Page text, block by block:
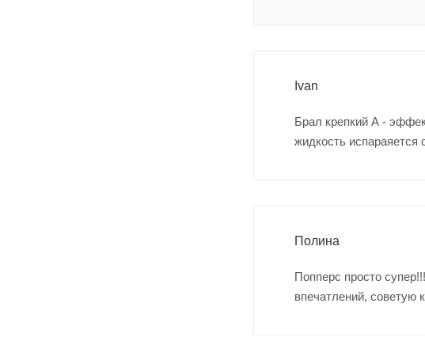
Ivan
Брал крепкий А -
жидкость
Полина
Попперс просто
впечатлений, советую